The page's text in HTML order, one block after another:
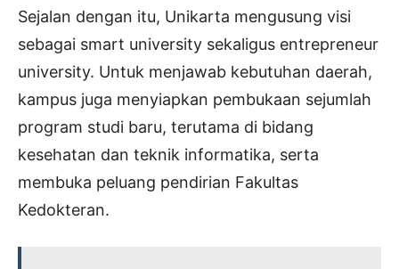
Sejalan dengan itu, Unikarta mengusung visi
sebagai smart university sekaligus entrepreneur
university. Untuk menjawab kebutuhan daerah,
kampus juga menyiapkan pembukaan sejumlah
program studi baru, terutama di bidang
kesehatan dan teknik informatika, serta
membuka peluang pendirian Fakultas
Kedokteran.